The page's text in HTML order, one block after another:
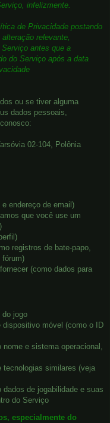
infelizmente.
de Privacidade postando
relevante,
antes que a
do Serviço após a data
ou se tiver alguma
dados pessoais,
02-104, Polônia
endereço de email)
que você use um
registros de bate-papo,
fórum)
(como dados para
do jogo
dispositivo móvel (como o ID
e sistema operacional,
tecnologias similares (veja
de jogabilidade e suas
do Serviço
especialmente do